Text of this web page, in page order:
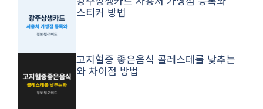
스티커 방법
고지혈증 좋은음식 콜레스테롤 낮추는
와 차이점 방법